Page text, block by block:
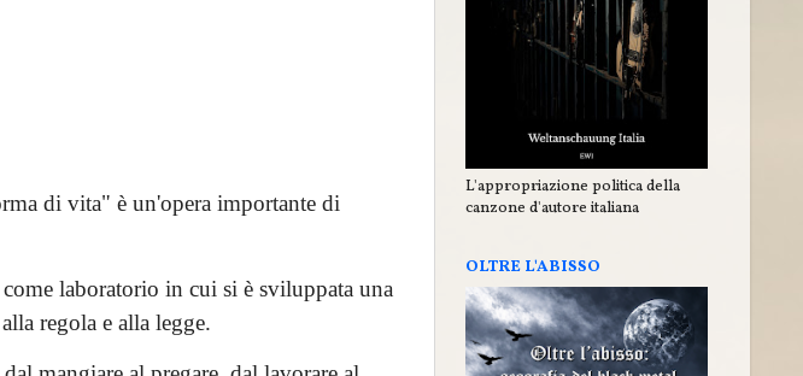
di vita" è un'opera importante di
laboratorio in cui si è sviluppata una
regola e alla legge.
L'appropriazione politica della
canzone d'autore italiana
OLTRE L'ABISSO